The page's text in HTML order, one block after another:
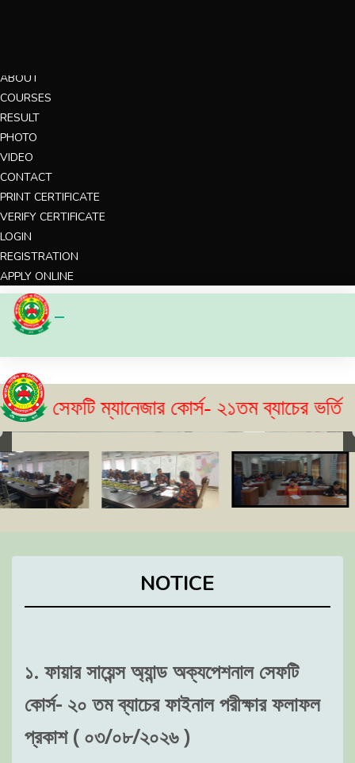
ABOUT
COURSES
RESULT
PHOTO
VIDEO
CONTACT
PRINT CERTIFICATE
VERIFY CERTIFICATE
LOGIN
REGISTRATION
APPLY ONLINE
ম্যানেজার কোর্স- ২১তম ব্যাচের ভর্তি
NOTICE
১. ফায়ার সায়েন্স অ্যান্ড অক্যপেশনাল সেফটি
কোর্স- ২০ তম ব্যাচের ফাইনাল পরীক্ষার ফলাফল
প্রকাশ ( ০৩/০৮/২০২৬ )